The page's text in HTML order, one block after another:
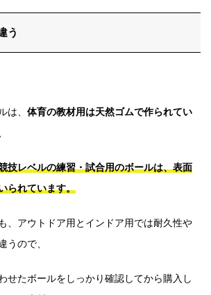
う
は、 体育の教材用は天然ゴムで作られてい
技レベルの練習・試合用のボールは、表面
られています。
、アウトドア用とインドア用では耐久性や
うので、
せたボールをしっかり確認してから購入し